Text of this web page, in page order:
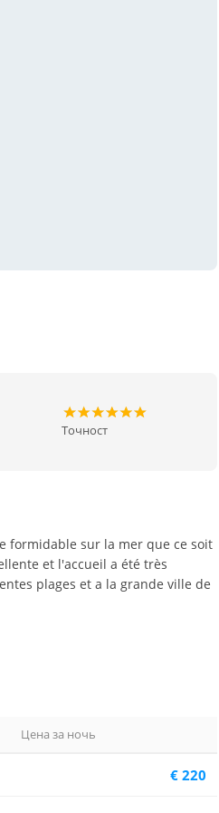
Точност
formidable sur la mer que ce soit
et l'accueil a été très
plages et a la grande ville de
Цена за ночь
€ 220